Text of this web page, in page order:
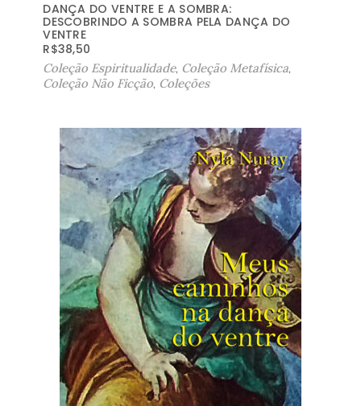
DANÇA DO VENTRE E A SOMBRA:
DESCOBRINDO A SOMBRA PELA DANÇA DO
VENTRE
R$38,50
Coleção Espiritualidade, Coleção Metafísica,
Coleção Não Ficção, Coleções